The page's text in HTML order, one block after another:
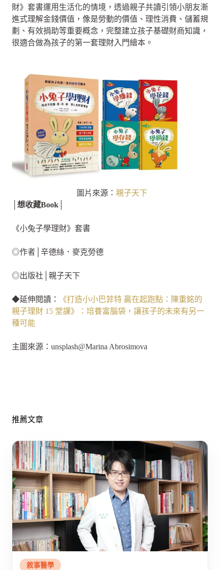
財》套書運用生活化的情境，透過親子共讀引領小朋友漸
進式理解金錢價值，像是勞動的價值、理性消費、儲蓄規
劃、有效捐助等重要概念，完整建立孩子基礎財商知識，
很適合做為孩子的第一套理財入門繪本。
圖片來源： 親子天下
│想收藏Book│
《小兔子學理財》套書
◎作者│辛德絲．麥克勞德
◎出版社│親子天下
◆延伸閱讀：
《打造小小巴菲特 贏在起跑點：陳重銘的
親子理財 15 堂課》：培養富腦袋，讓孩子的未來有另一
種可能
主圖來源：unsplash@Marina Abrosimova
推薦文章
敘事醫學